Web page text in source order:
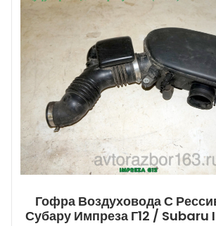
Гофра Воздуховода С
Субару Импреза Г12 / Subaru